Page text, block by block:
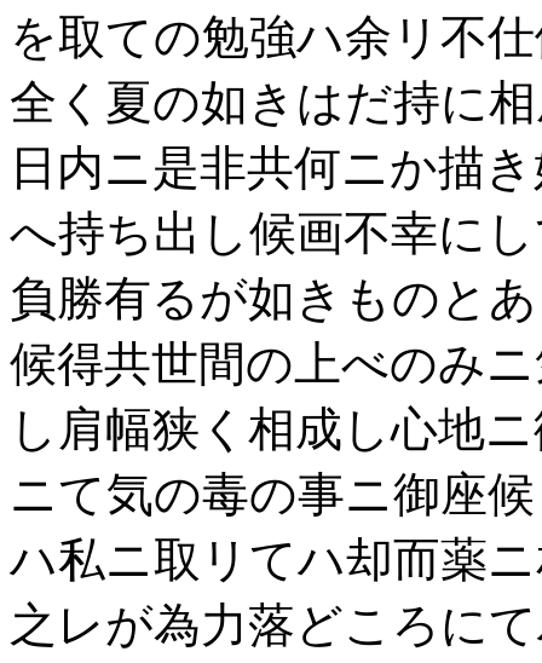
を取ての勉強ハ余リ不
全く夏の如きはだ持に
日内ニ是非共何ニか描
へ持ち出し候画不幸に
負勝有るが如きものと
候得共世間の上べのみ
し肩幅狭く相成し心地
ニて気の毒の事ニ御座
ハ私ニ取リてハ却而薬
之レが為力落どころに